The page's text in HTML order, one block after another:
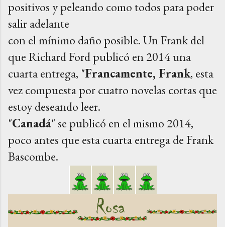
positivos y peleando como todos para poder
salir adelante
con el mínimo daño posible. Un Frank del
que Richard Ford publicó en 2014 una
cuarta entrega, "Francamente, Frank, esta
vez compuesta por cuatronovelas cortas que
estoy deseando leer.
"Canadá" se publicó en el mismo 2014,
poco antes que esta cuarta entrega de Frank
Bascombe.